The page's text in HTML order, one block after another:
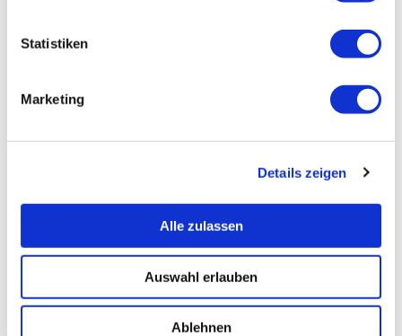
Statistiken
Marketing
Details zeigen
Alle zulassen
Auswahl erlauben
Ablehnen